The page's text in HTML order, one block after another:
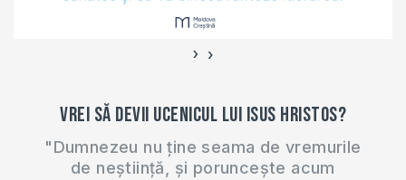
‹ ›
Vrei să devii ucenicul lui Isus Hristos?
"Dumnezeu nu ține seama de vremurile
de neștiință, și poruncește acum